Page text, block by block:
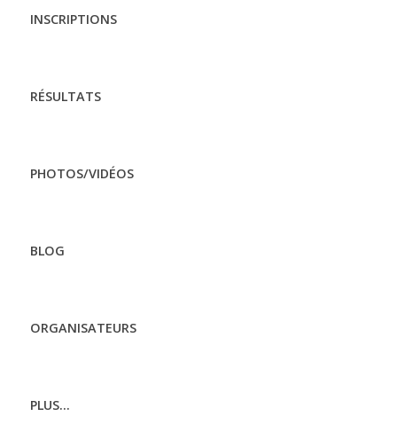
INSCRIPTIONS
RÉSULTATS
PHOTOS/VIDÉOS
BLOG
ORGANISATEURS
PLUS...